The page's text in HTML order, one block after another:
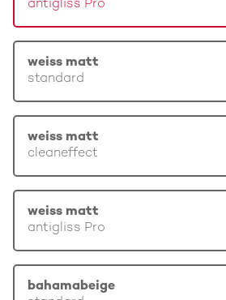
antigliss Pro
weiss matt
standard
weiss matt
cleaneffect
weiss matt
antigliss Pro
bahamabeige